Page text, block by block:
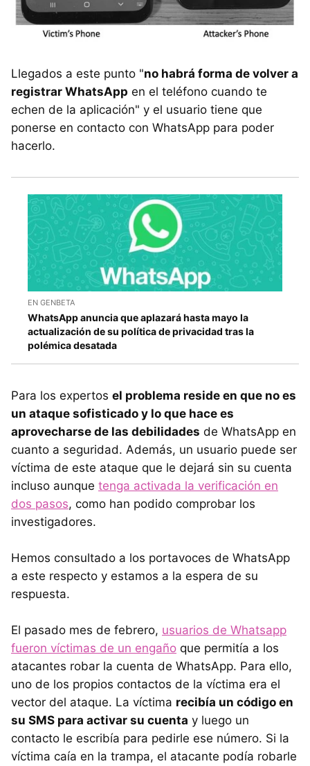
Llegados a este punto "no habrá forma de volver a
registrar WhatsApp en el teléfono cuando te
echen de la aplicación" y el usuario tiene que
ponerse en contacto con WhatsApp para poder
hacerlo.
EN GENBETA
WhatsApp anuncia que aplazará hasta mayo la
actualización de su política de privacidad tras la
polémica desatada
Para los expertos el problema reside en que no es
un ataque sofisticado y lo que hace es
aprovecharse de las debilidades de WhatsApp en
cuanto a seguridad. Además, un usuario puede ser
víctima de este ataque que le dejará sin su cuenta
incluso aunque tenga activada la verificación en
dos pasos, como han podido comprobar los
investigadores.
Hemos consultado a los portavoces de WhatsApp
a este respecto y estamos a la espera de su
respuesta.
El pasado mes de febrero, usuarios de Whatsapp
fueron víctimas de un engaño que permitía a los
atacantes robar la cuenta de WhatsApp. Para ello,
uno de los propios contactos de la víctima era el
vector del ataque. La víctima recibía un código en
su SMS para activar su cuenta y luego un
contacto le escribía para pedirle ese número. Si la
víctima caía en la trampa, el atacante podía robarle